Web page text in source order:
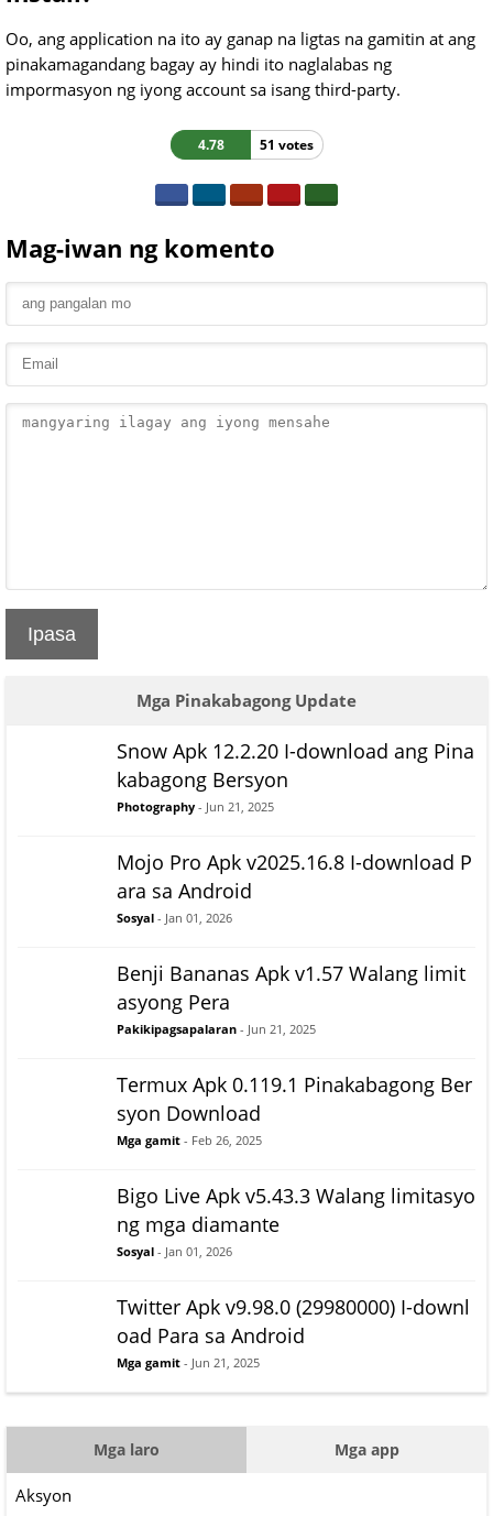
Oo, ang application na ito ay ganap na ligtas na gamitin at ang
pinakamagandang bagay ay hindi ito naglalabas ng
impormasyon ng iyong account sa isang third-party.
4.78 51 votes
Mag-iwan ng komento
Ipasa
Mga Pinakabagong Update
Snow Apk 12.2.20 I-download ang Pina
kabagong Bersyon
Photography - Jun 21, 2025
Mojo Pro Apk v2025.16.8 I-download P
ara sa Android
Sosyal - Jan 01, 2026
Benji Bananas Apk v1.57 Walang limit
asyong Pera
Pakikipagsapalaran - Jun 21, 2025
Termux Apk 0.119.1 Pinakabagong Ber
syon Download
Mga gamit - Feb 26, 2025
Bigo Live Apk v5.43.3 Walang limitasyo
ng mga diamante
Sosyal - Jan 01, 2026
Twitter Apk v9.98.0 (29980000) I-downl
oad Para sa Android
Mga gamit - Jun 21, 2025
Mga laro Mga app
Aksyon